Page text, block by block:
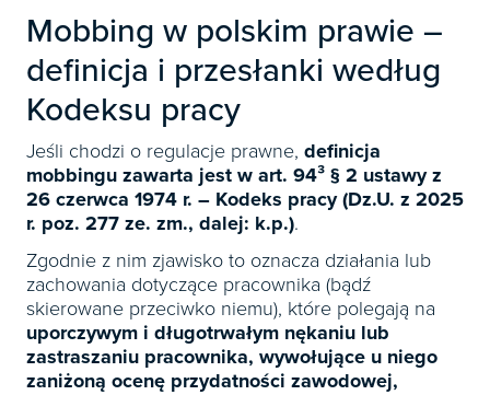
Mobbing w polskim prawie –
definicja i przesłanki według
Kodeksu pracy
Jeśli chodzi o regulacje prawne, definicja
mobbingu zawarta jest w art. 94³ § 2 ustawy z
26 czerwca 1974 r. – Kodeks pracy (Dz.U. z 2025
r. poz. 277 ze. zm., dalej: k.p.).
Zgodnie z nim zjawisko to oznacza działania lub
zachowania dotyczące pracownika (bądź
skierowane przeciwko niemu), które polegają na
uporczywym i długotrwałym nękaniu lub
zastraszaniu pracownika, wywołujące u niego
zaniżoną ocenę przydatności zawodowej,